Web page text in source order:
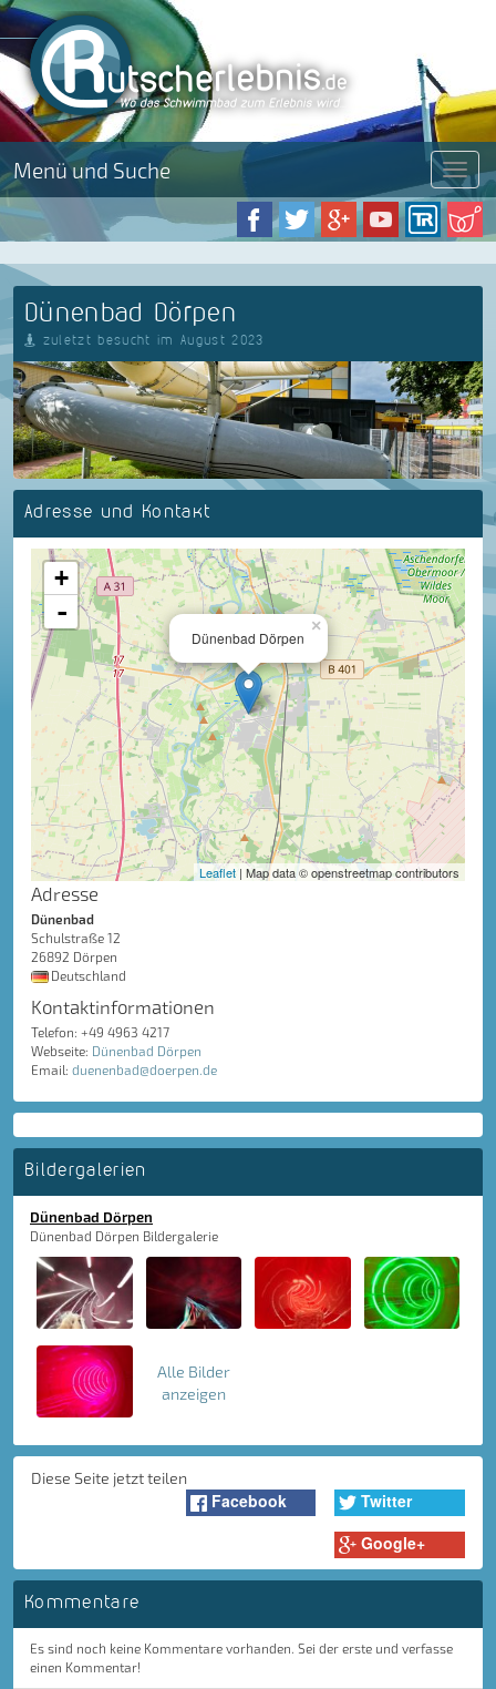
Menü und Suche Menü
Dünenbad Dörpen
zuletzt besucht im August 2023
Adresse und Kontakt
×
Dünenbad Dörpen
+
-
Leaflet | Map data © openstreetmap contributors
Adresse
Dünenbad
Schulstraße 12
26892 Dörpen
Deutschland
Kontaktinformationen
Telefon: +49 4963 4217
Webseite: Dünenbad Dörpen
Email: duenenbad@doerpen.de
Bildergalerien
Dünenbad Dörpen
Dünenbad Dörpen Bildergalerie
Alle Bilder
anzeigen
Diese Seite jetzt teilen
Facebook
Twitter
Google+
Kommentare
Es sind noch keine Kommentare vorhanden. Sei der erste und verfasse
einen Kommentar!